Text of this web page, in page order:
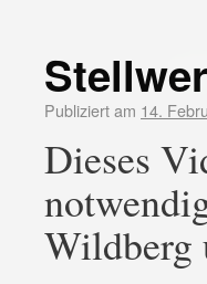
Publiziert am 14.
Dieses
Wildberg